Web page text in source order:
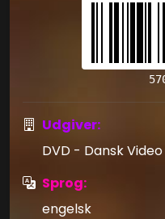
Udgiver:
DVD - Dansk
Sprog:
engelsk